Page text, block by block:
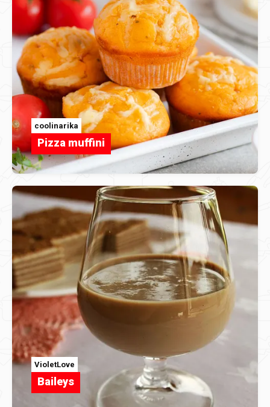
coolinarika
Pizza muffini
VioletLove
Baileys